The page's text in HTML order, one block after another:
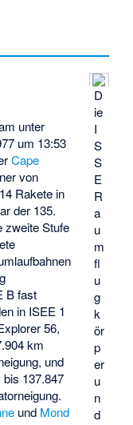
D
ie
I
S
S
E
R
a
u
m
fl
u
g
k
ör
p
er
u
n
d
unter
um 13:53
Cape
von
Rakete in
der 135.
zweite Stufe
B fast
in ISEE 1
56,
km
und
137.847
und Mond